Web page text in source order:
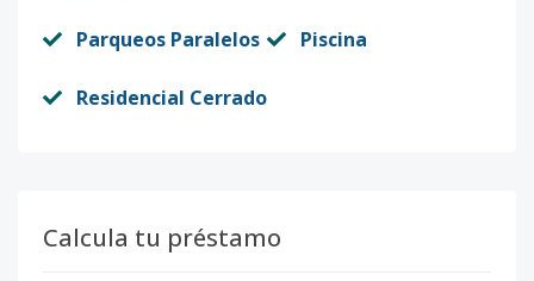
Parqueos Paralelos Piscina
Residencial Cerrado
Calcula tu préstamo